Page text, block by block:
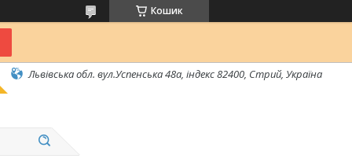
Кошик
Львівська обл. вул.Успенська 48а, індекс 82400, Стрий, Україна